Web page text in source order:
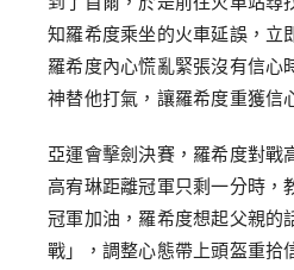
知羅希度乘坐的火車延誤，立
羅希度內心慌亂緊張沒有信心
神替他打氣，讓羅希度重獲信
亞運會擊劍決賽，羅希度對戰
高宥琳距離冠軍只剩一分時，
冠軍加油，羅希度想起父親的
戰」，調整心態帶上頭盔重拾